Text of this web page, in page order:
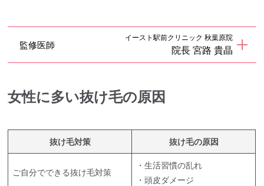
監修医師
イースト駅前クリニック 秋葉原院
院長 宮路 貴晶
女性に多い抜け毛の原因
抜け毛対策 抜け毛の原因
ご自分でできる抜け毛対策
・生活習慣の乱れ
・頭皮ダメージ